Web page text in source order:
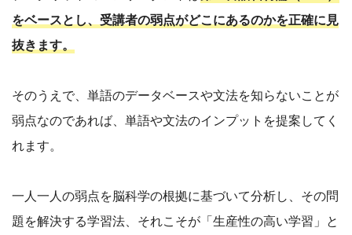
をベースとし、受講者の弱点がどこにあるのかを正確に見
抜きます。
そのうえで、単語のデータベースや文法を知らないことが
弱点なのであれば、単語や文法のインプットを提案してく
れます。
一人一人の弱点を脳科学の根拠に基づいて分析し、その問
題を解決する学習法、それこそが「生産性の高い学習」と